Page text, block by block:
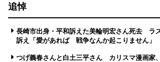
追悼
長崎市出身・平和訴えた美輪明宏さん死去 ラ
訴え「愛があれば 戦争なんか起こりません」
つげ義春さんと白土三平さん カリスマ漫画家